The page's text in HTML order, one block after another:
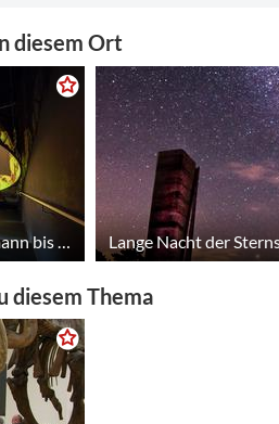
diesem Ort
Live-Planetarium: »Vom Wassermann bis zum Zwilling – Der Tierkreis am Herbst- und Winterhimmel« Lange Nacht der
diesem Thema